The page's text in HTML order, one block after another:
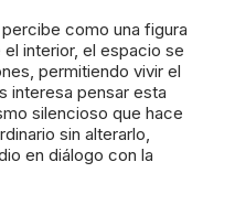
como una figura
interior, el espacio se
permitiendo vivir el
interesa pensar esta
silencioso que hace
sin alterarlo,
en diálogo con la